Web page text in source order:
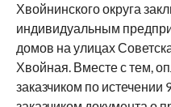
Хвойнинского округа
индивидуальным
домов на улицах
Хвойная. Вместе с тем,
заказчиком по